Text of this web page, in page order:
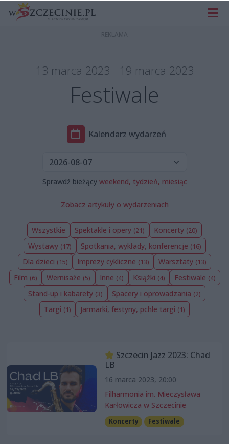
13 marca 2023 - 19 marca 2023
Festiwale
Kalendarz wydarzeń
Sprawdź bieżący weekend, tydzień, miesiąc
Zobacz artykuły o wydarzeniach
Wszystkie Spektakle i opery (21) Koncerty (20)
Wystawy (17) Spotkania, wykłady, konferencje (16)
Dla dzieci (15) Imprezy cykliczne (13) Warsztaty (13)
Film (6) Wernisaże (5) Inne (4) Książki (4) Festiwale (4)
Stand-up i kabarety (3) Spacery i oprowadzania (2)
Targi (1) Jarmarki, festyny, pchle targi (1)
Szczecin Jazz 2023: Chad
LB
16 marca 2023, 20:00
Filharmonia im. Mieczysława
Karłowicza w Szczecinie
Koncerty Festiwale